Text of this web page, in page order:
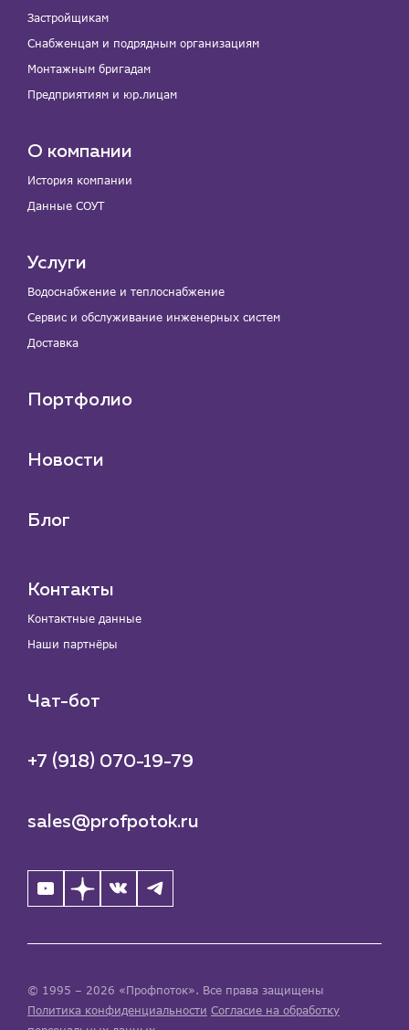
Застройщикам
Снабженцам и подрядным организациям
Монтажным бригадам
Предприятиям и юр.лицам
О компании
История компании
Данные СОУТ
Услуги
Водоснабжение и теплоснабжение
Сервис и обслуживание инженерных систем
Доставка
Портфолио
Новости
Блог
Контакты
Контактные данные
Наши партнёры
Чат-бот
+7 (918) 070-19-79
sales@profpotok.ru
© 1995 – 2026 «Профпоток». Все права защищены
Политика конфиденциальности Согласие на обработку